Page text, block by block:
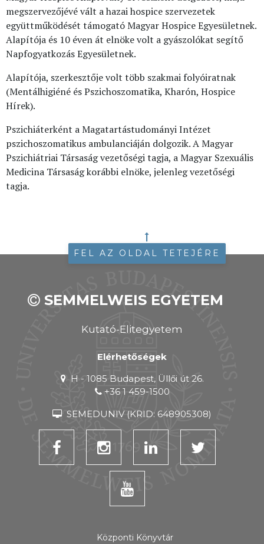
megszervezőjévé vált a hazai hospice szervezetek
együttműködését támogató Magyar Hospice Egyesületnek.
Alapítója és 10 éven át elnöke volt a gyászolókat segítő
Napfogyatkozás Egyesületnek.
Alapítója, szerkesztője volt több szakmai folyóiratnak
(Mentálhigiéné és Pszichoszomatika, Kharón, Hospice
Hírek).
Pszichiáterként a Magatartástudományi Intézet
pszichoszomatikus ambulanciáján dolgozik. A Magyar
Pszichiátriai Társaság vezetőségi tagja, a Magyar Szexuális
Medicina Társaság korábbi elnöke, jelenleg vezetőségi
tagja.
FEL AZ OLDAL TETEJÉRE
SEMMELWEIS EGYETEM
Kutató-Elitegyetem
Elérhetőségek
H - 1085 Budapest, Üllői út 26.
+36 1 459-1500
SEMEDUNIV (KRID: 648905308)
Központi Könyvtár